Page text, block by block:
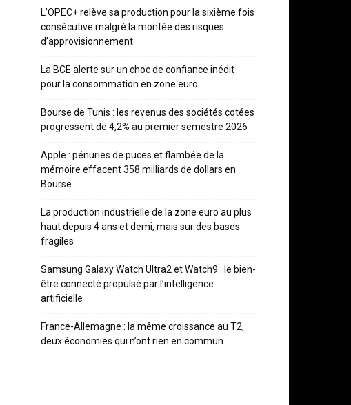
L’OPEC+ relève sa production pour la sixième fois
consécutive malgré la montée des risques
d’approvisionnement
La BCE alerte sur un choc de confiance inédit
pour la consommation en zone euro
Bourse de Tunis : les revenus des sociétés cotées
progressent de 4,2% au premier semestre 2026
Apple : pénuries de puces et flambée de la
mémoire effacent 358 milliards de dollars en
Bourse
La production industrielle de la zone euro au plus
haut depuis 4 ans et demi, mais sur des bases
fragiles
Samsung Galaxy Watch Ultra2 et Watch9 : le bien-
être connecté propulsé par l’intelligence
artificielle
France-Allemagne : la même croissance au T2,
deux économies qui n’ont rien en commun